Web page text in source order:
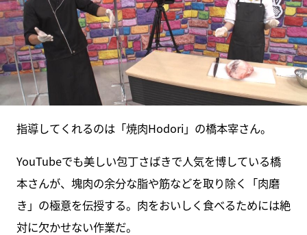
指導してくれるのは「焼肉Hodori」の橋本宰さん。
YouTubeでも美しい包丁さばきで人気を博している橋
本さんが、塊肉の余分な脂や筋などを取り除く「肉磨
き」の極意を伝授する。肉をおいしく食べるためには絶
対に欠かせない作業だ。